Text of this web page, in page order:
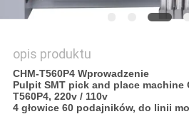
opis produktu
CHM-T560P4 Wprowadzenie
Pulpit SMT pick and place machine
T560P4, 220v / 110v
4 głowice 60 podajników, do linii